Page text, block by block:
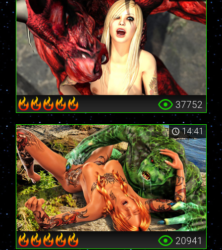
37752
14:41
20941